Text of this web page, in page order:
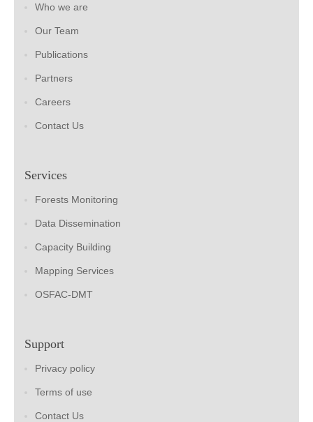
Who we are
Our Team
Publications
Partners
Careers
Contact Us
Services
Forests Monitoring
Data Dissemination
Capacity Building
Mapping Services
OSFAC-DMT
Support
Privacy policy
Terms of use
Contact Us